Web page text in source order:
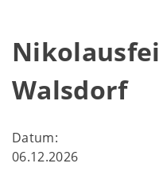
Walsdorf
Datum:
06.12.2026